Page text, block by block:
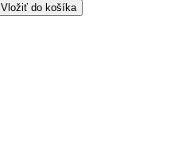
Vložiť do košíka